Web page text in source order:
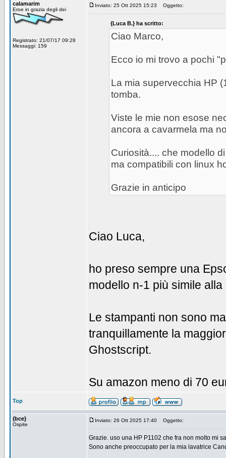
calamarim
Eroe in grazia degli dei
Registrato: 21/07/17 09:28
Messaggi: 159
Inviato: 25 Ott 2025 15:23 Oggetto:
{Luca B.} ha scritto:
Ciao Marco,
Ecco io mi trovo a pochi
La mia supervecchia HP
tomba.
Viste le mie non esose
ancora a cavarmela ma
Curiosità.... che modello
ma compatibili con linux
Grazie in anticipo
Ciao Luca,
ho preso sempre una
modello n-1 più simile
Le stampanti non sono
tranquillamente la
Ghostscript.
Su amazon meno di 70
Top
{bce}
Ospite
Inviato: 26 Ott 2025 17:40 Oggetto:
Grazie. uso una HP P1102 che fra non molto mi
Sono anche preoccupato per la mia lavatrice